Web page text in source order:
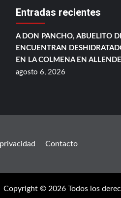
Entradas recientes
A DON PANCHO, ABUELITO
ENCUENTRAN
EN LA COLMENA EN
agosto 6, 2026
Contacto
Copyright © 2026 Todos los